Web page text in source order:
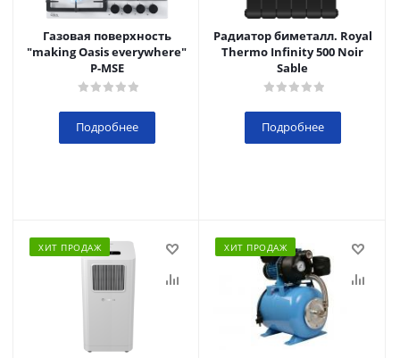
Газовая поверхность
"making Oasis everywhere"
P-MSE
Подробнее
Радиатор биметалл. Royal
Thermo Infinity 500 Noir
Sable
Подробнее
ХИТ ПРОДАЖ ХИТ ПРОДАЖ